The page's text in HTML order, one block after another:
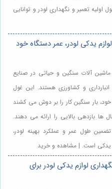
تعمیر و نگهداری لودر و توانایی
یدکی لودر، عمر دستگاه خود
ماشین آلات سنگین و حیاتی در صنایع
و کشاورزی هستند. این غول
بار سنگین کار را بر دوش می کشند
بازدهی بالایی را ارائه می دهند.
طول عمر و عملکرد بهینه لودر،
یدکی است. | مشاهده و خرید
لوازم یدکی لودر برای